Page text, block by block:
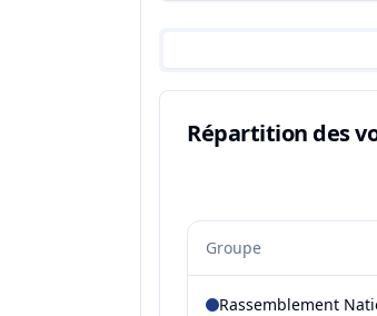
Répartition des
Groupe
Rassemblement